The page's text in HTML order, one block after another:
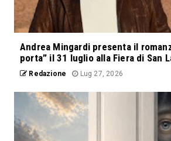
Andrea Mingardi presenta il
porta” il 31 luglio alla Fiera di San
Redazione Lug 27, 2026